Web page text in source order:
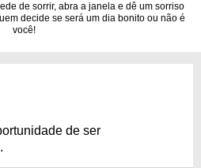
de sorrir, abra a janela e dê um sorriso
decide se será um dia bonito ou não é
você!
de ser